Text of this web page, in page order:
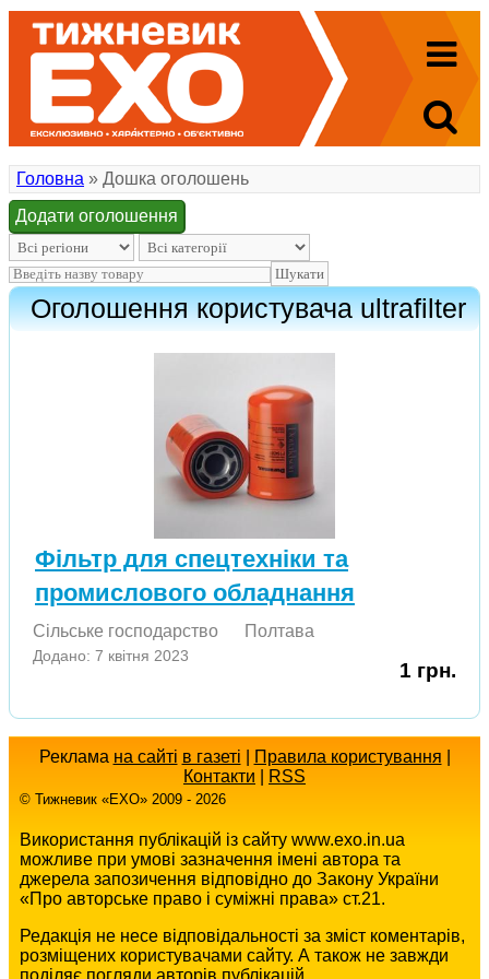
Головна » Дошка оголошень
Додати оголошення
Оголошення користувача ultrafilter
Фільтр для спецтехніки та
промислового обладнання
Сільське господарство Полтава
Додано: 7 квітня 2023
1 грн.
Реклама на сайті в газеті Правила користування
Контакти
RSS
© Тижневик «EХO» 2009 - 2026
Використання публікацій із сайту www.exo.in.ua
можливе при умові зазначення імені автора та
джерела запозичення відповідно до Закону України
«Про авторське право і суміжні права» ст.21.
Редакція не несе відповідальності за зміст коментарів,
розміщених користувачами сайту. А також не завжди
поділяє погляди авторів публікацій.